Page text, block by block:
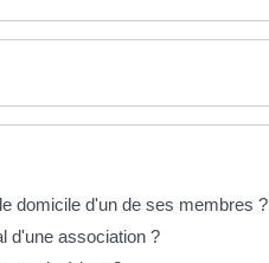
domicile d'un de ses membres ?
d'une association ?